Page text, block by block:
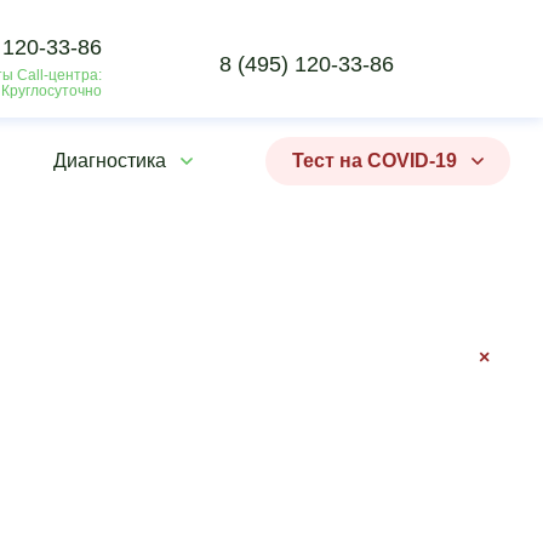
33-86
Call-центра:
8 (495) 120-33-86
Диагностика Тест на COVID-19
×